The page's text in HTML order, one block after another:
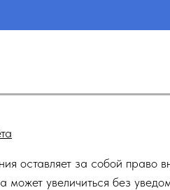
оставляет за собой право
увеличиться без